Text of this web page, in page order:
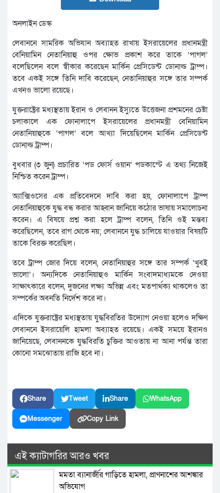
অনলাইন ডেস্ক
লেবাননে সামরিক অভিযান অব্যাহত রাখায় ইসরায়েলের প্রধানমন্ত্রী
বেনিয়ামিন নেতানিয়াহু ওপর ক্ষোভ প্রকাশ করে তাকে ‘পাগল’
বলেছিলেন বলে স্বীকার করেছেন মার্কিন প্রেসিডেন্ট ডোনাল্ড ট্রাম্প।
তবে একই সঙ্গে তিনি দাবি করেছেন, নেতানিয়াহুর সঙ্গে তার সম্পর্ক
এখনও ভালো রয়েছে।
যুক্তরাষ্ট্রের মধ্যস্থতায় ইরান ও লেবানন ইস্যুতে উত্তেজনা প্রশমনের চেষ্টা
চলাকালে এক ফোনালাপে ইসরায়েলের প্রধানমন্ত্রী বেনিয়ামিন
নেতানিয়াহুকে ‘পাগল’ বলে আখ্যা দিয়েছিলেন মার্কিন প্রেসিডেন্ট
ডোনাল্ড ট্রাম্প।
বুধবার (৩ জুন) প্রচারিত ‘পড ফোর্স ওয়ান’ পডকাস্টে এ তথ্য নিজেই
নিশ্চিত করেন ট্রাম্প।
অ্যাক্সিওসের এক প্রতিবেদনে দাবি করা হয়, ফোনালাপে ট্রাম্প
নেতানিয়াহুকে যুদ্ধ বন্ধ করার আহ্বান জানিয়ে কঠোর ভাষায় সমালোচনা
করেন। এ বিষয়ে প্রশ্ন করা হলে ট্রাম্প বলেন, তিনি ওই মন্তব্য
করেছিলেন, তবে রাগ থেকে নয়; লেবাননে যুদ্ধ চালিয়ে যাওয়ার বিষয়টি
তাকে বিরক্ত করেছিল।
তবে ট্রাম্প জোর দিয়ে বলেন, নেতানিয়াহুর সঙ্গে তার সম্পর্ক ‘খুবই
ভালো’। অন্যদিকে নেতানিয়াহুও মার্কিন সংবাদমাধ্যমকে দেওয়া
সাক্ষাৎকারে বলেন, দুজনের লক্ষ্য অভিন্ন এবং মতপার্থক্য থাকলেও তা
সম্পর্কের অবনতি নির্দেশ করে না।
এদিকে যুক্তরাষ্ট্রের মধ্যস্থতায় যুদ্ধবিরতির উদ্যোগ নেওয়া হলেও দক্ষিণ
লেবাননে ইসরায়েলি হামলা অব্যাহত রয়েছে। একই সময়ে ইরানও
জানিয়েছে, লেবাননকে যুদ্ধবিরতি চুক্তির আওতায় না আনা পর্যন্ত তারা
কোনো সমঝোতায় রাজি হবে না।
Share Tweet Share WhatsApp
Messenger Copy Link
এই ক্যাটাগরির আরও খবর
মমতা ব্যানার্জীর গাড়িতে হামলা, প্রাণনাশের আশঙ্কার
অভিযোগ